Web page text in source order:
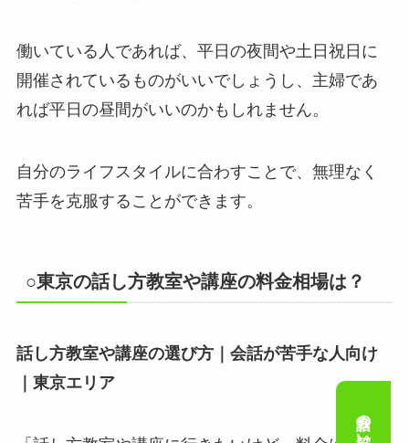
働いている人であれば、平日の夜間や土日祝日に
開催されているものがいいでしょうし、主婦であ
れば平日の昼間がいいのかもしれません。
自分のライフスタイルに合わすことで、無理なく
苦手を克服することができます。
○東京の話し方教室や講座の料金相場は？
話し方教室や講座の選び方｜会話が苦手な人向け
｜東京エリア